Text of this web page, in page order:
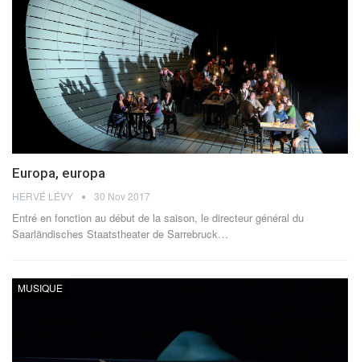
Europa, europa
HERVÉ LÉVY 30 Nov 2017
Entré en fonction au début de la saison, le directeur général du
Saarländisches Staatstheater de Sarrebruck…
MUSIQUE